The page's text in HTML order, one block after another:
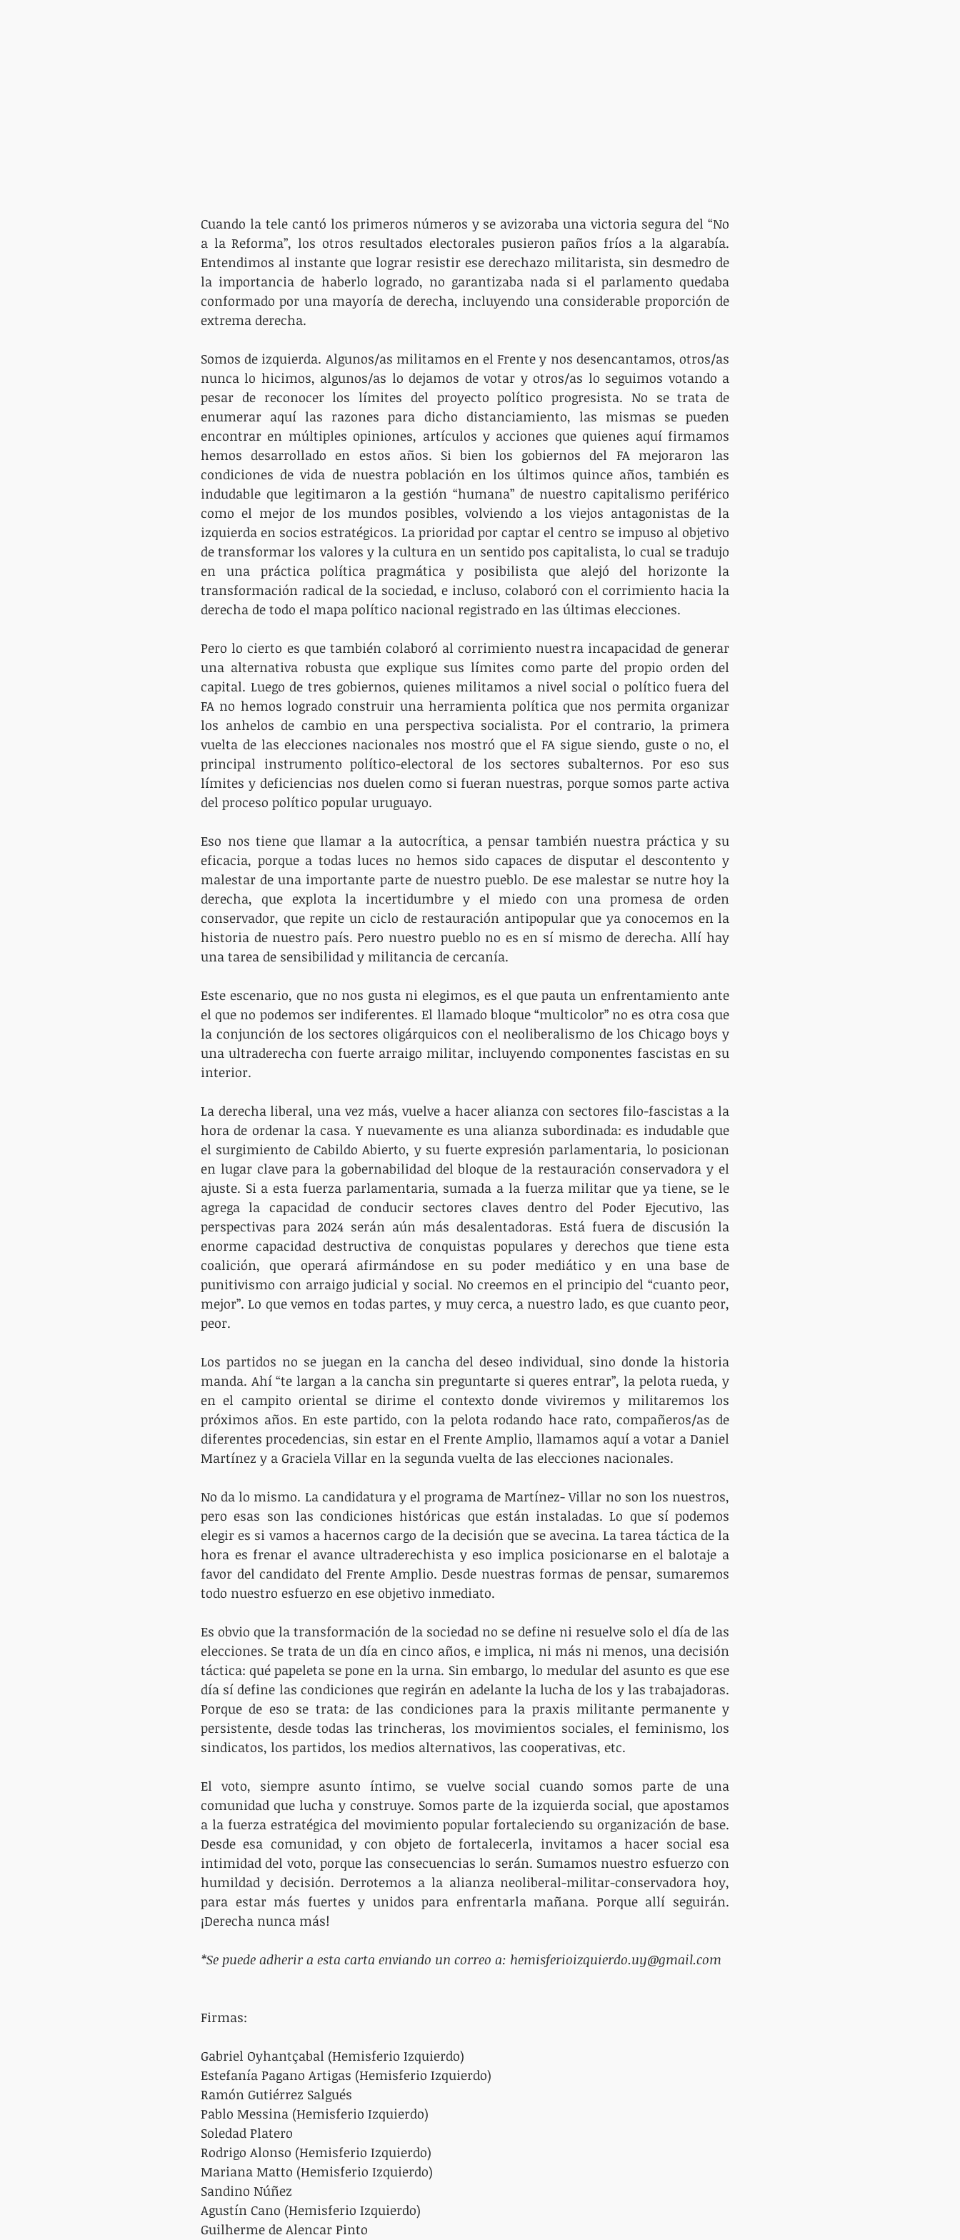
Cuando la tele cantó los primeros números y se avizoraba una victoria segura del “No
a la Reforma”, los otros resultados electorales pusieron paños fríos a la algarabía.
Entendimos al instante que lograr resistir ese derechazo militarista, sin desmedro de
la importancia de haberlo logrado, no garantizaba nada si el parlamento quedaba
conformado por una mayoría de derecha, incluyendo una considerable proporción de
extrema derecha.
Somos de izquierda. Algunos/as militamos en el Frente y nos desencantamos, otros/as
nunca lo hicimos, algunos/as lo dejamos de votar y otros/as lo seguimos votando a
pesar de reconocer los límites del proyecto político progresista. No se trata de
enumerar aquí las razones para dicho distanciamiento, las mismas se pueden
encontrar en múltiples opiniones, artículos y acciones que quienes aquí firmamos
hemos desarrollado en estos años. Si bien los gobiernos del FA mejoraron las
condiciones de vida de nuestra población en los últimos quince años, también es
indudable que legitimaron a la gestión “humana” de nuestro capitalismo periférico
como el mejor de los mundos posibles, volviendo a los viejos antagonistas de la
izquierda en socios estratégicos. La prioridad por captar el centro se impuso al objetivo
de transformar los valores y la cultura en un sentido pos capitalista, lo cual se tradujo
en una práctica política pragmática y posibilista que alejó del horizonte la
transformación radical de la sociedad, e incluso, colaboró con el corrimiento hacia la
derecha de todo el mapa político nacional registrado en las últimas elecciones.
Pero lo cierto es que también colaboró al corrimiento nuestra incapacidad de generar
una alternativa robusta que explique sus límites como parte del propio orden del
capital. Luego de tres gobiernos, quienes militamos a nivel social o político fuera del
FA no hemos logrado construir una herramienta política que nos permita organizar
los anhelos de cambio en una perspectiva socialista. Por el contrario, la primera
vuelta de las elecciones nacionales nos mostró que el FA sigue siendo, guste o no, el
principal instrumento político-electoral de los sectores subalternos. Por eso sus
límites y deficiencias nos duelen como si fueran nuestras, porque somos parte activa
del proceso político popular uruguayo.
Eso nos tiene que llamar a la autocrítica, a pensar también nuestra práctica y su
eficacia, porque a todas luces no hemos sido capaces de disputar el descontento y
malestar de una importante parte de nuestro pueblo. De ese malestar se nutre hoy la
derecha, que explota la incertidumbre y el miedo con una promesa de orden
conservador, que repite un ciclo de restauración antipopular que ya conocemos en la
historia de nuestro país. Pero nuestro pueblo no es en sí mismo de derecha. Allí hay
una tarea de sensibilidad y militancia de cercanía.
Este escenario, que no nos gusta ni elegimos, es el que pauta un enfrentamiento ante
el que no podemos ser indiferentes. El llamado bloque “multicolor” no es otra cosa que
la conjunción de los sectores oligárquicos con el neoliberalismo de los Chicago boys y
una ultraderecha con fuerte arraigo militar, incluyendo componentes fascistas en su
interior.
La derecha liberal, una vez más, vuelve a hacer alianza con sectores filo-fascistas a la
hora de ordenar la casa. Y nuevamente es una alianza subordinada: es indudable que
el surgimiento de Cabildo Abierto, y su fuerte expresión parlamentaria, lo posicionan
en lugar clave para la gobernabilidad del bloque de la restauración conservadora y el
ajuste. Si a esta fuerza parlamentaria, sumada a la fuerza militar que ya tiene, se le
agrega la capacidad de conducir sectores claves dentro del Poder Ejecutivo, las
perspectivas para 2024 serán aún más desalentadoras. Está fuera de discusión la
enorme capacidad destructiva de conquistas populares y derechos que tiene esta
coalición, que operará afirmándose en su poder mediático y en una base de
punitivismo con arraigo judicial y social. No creemos en el principio del “cuanto peor,
mejor”. Lo que vemos en todas partes, y muy cerca, a nuestro lado, es que cuanto peor,
peor.
Los partidos no se juegan en la cancha del deseo individual, sino donde la historia
manda. Ahí “te largan a la cancha sin preguntarte si queres entrar”, la pelota rueda, y
en el campito oriental se dirime el contexto donde viviremos y militaremos los
próximos años. En este partido, con la pelota rodando hace rato, compañeros/as de
diferentes procedencias, sin estar en el Frente Amplio, llamamos aquí a votar a Daniel
Martínez y a Graciela Villar en la segunda vuelta de las elecciones nacionales.
No da lo mismo. La candidatura y el programa de Martínez- Villar no son los nuestros,
pero esas son las condiciones históricas que están instaladas. Lo que sí podemos
elegir es si vamos a hacernos cargo de la decisión que se avecina. La tarea táctica de la
hora es frenar el avance ultraderechista y eso implica posicionarse en el balotaje a
favor del candidato del Frente Amplio. Desde nuestras formas de pensar, sumaremos
todo nuestro esfuerzo en ese objetivo inmediato.
Es obvio que la transformación de la sociedad no se define ni resuelve solo el día de las
elecciones. Se trata de un día en cinco años, e implica, ni más ni menos, una decisión
táctica: qué papeleta se pone en la urna. Sin embargo, lo medular del asunto es que ese
día sí define las condiciones que regirán en adelante la lucha de los y las trabajadoras.
Porque de eso se trata: de las condiciones para la praxis militante permanente y
persistente, desde todas las trincheras, los movimientos sociales, el feminismo, los
sindicatos, los partidos, los medios alternativos, las cooperativas, etc.
El voto, siempre asunto íntimo, se vuelve social cuando somos parte de una
comunidad que lucha y construye. Somos parte de la izquierda social, que apostamos
a la fuerza estratégica del movimiento popular fortaleciendo su organización de base.
Desde esa comunidad, y con objeto de fortalecerla, invitamos a hacer social esa
intimidad del voto, porque las consecuencias lo serán. Sumamos nuestro esfuerzo con
humildad y decisión. Derrotemos a la alianza neoliberal-militar-conservadora hoy,
para estar más fuertes y unidos para enfrentarla mañana. Porque allí seguirán.
¡Derecha nunca más!
*Se puede adherir a esta carta enviando un correo a: hemisferioizquierdo.uy@gmail.com
Firmas:
Gabriel Oyhantçabal (Hemisferio Izquierdo)
Estefanía Pagano Artigas (Hemisferio Izquierdo)
Ramón Gutiérrez Salgués
Pablo Messina (Hemisferio Izquierdo)
Soledad Platero
Rodrigo Alonso (Hemisferio Izquierdo)
Mariana Matto (Hemisferio Izquierdo)
Sandino Núñez
Agustín Cano (Hemisferio Izquierdo)
Guilherme de Alencar Pinto